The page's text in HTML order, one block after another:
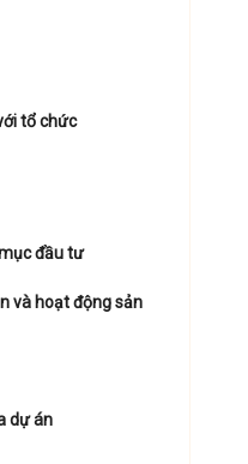
tổ chức
đầu tư
và hoạt động sản
dự án